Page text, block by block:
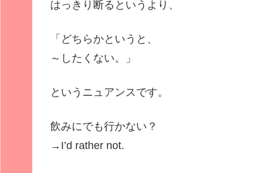
はっきり断るというより、
「どちらかというと、
～したくない。」
というニュアンスです。
飲みにでも行かない？
→ I’d rather not.